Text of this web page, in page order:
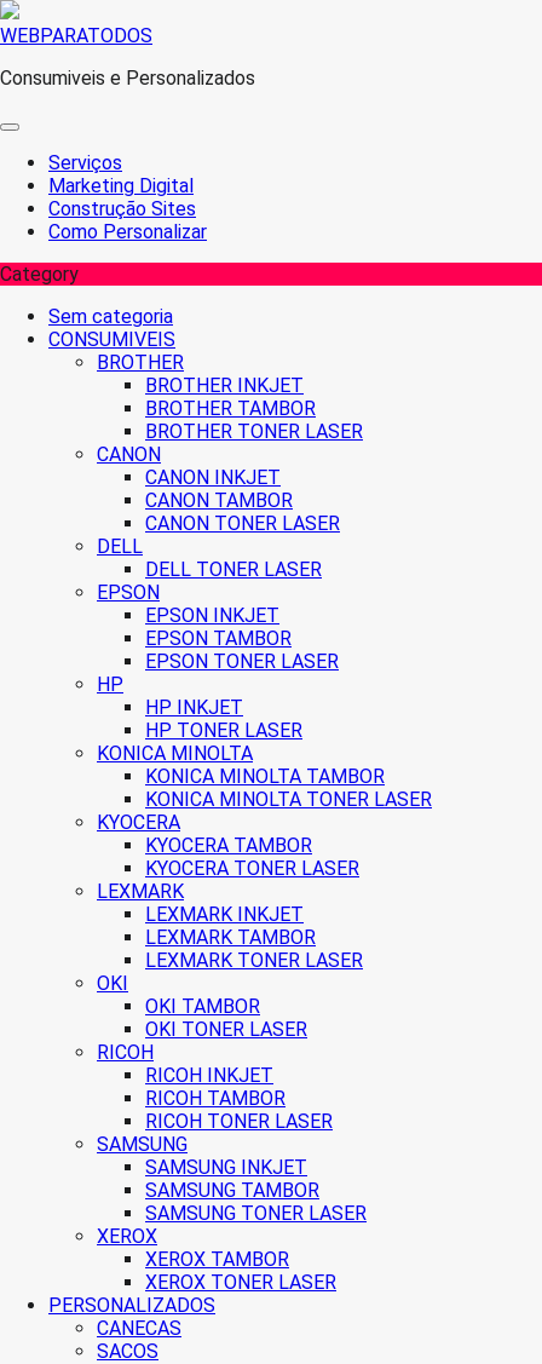
Skip
content
WEBPARATODOS
Consumiveis e Personalizados
Serviços
Marketing Digital
Construção Sites
Como Personalizar
Category
Sem categoria
CONSUMIVEIS
BROTHER
BROTHER INKJET
BROTHER TAMBOR
BROTHER TONER LASER
CANON
CANON INKJET
CANON TAMBOR
CANON TONER LASER
DELL
DELL TONER LASER
EPSON
EPSON INKJET
EPSON TAMBOR
EPSON TONER LASER
HP
HP INKJET
HP TONER LASER
KONICA MINOLTA
KONICA MINOLTA TAMBOR
KONICA MINOLTA TONER LASER
KYOCERA
KYOCERA TAMBOR
KYOCERA TONER LASER
LEXMARK
LEXMARK INKJET
LEXMARK TAMBOR
LEXMARK TONER LASER
OKI
OKI TAMBOR
OKI TONER LASER
RICOH
RICOH INKJET
RICOH TAMBOR
RICOH TONER LASER
SAMSUNG
SAMSUNG INKJET
SAMSUNG TAMBOR
SAMSUNG TONER LASER
XEROX
XEROX TAMBOR
XEROX TONER LASER
PERSONALIZADOS
CANECAS
SACOS